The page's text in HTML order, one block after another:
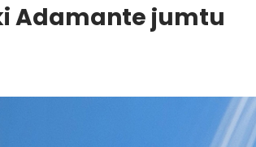
Adamante jumtu